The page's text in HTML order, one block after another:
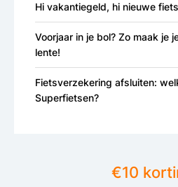
Hi vakantiegeld, hi nieuwe
Voorjaar in je bol? Zo maak je
lente!
Fietsverzekering afsluiten:
Superfietsen?
€10